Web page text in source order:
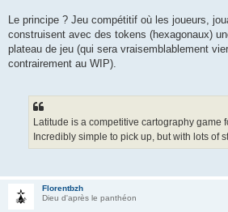
Le principe ? Jeu compétitif où les joueurs,
construisent avec des tokens (hexagonaux)
plateau de jeu (qui sera vraisemblablement
contrairement au WIP).
Latitude is a competitive cartography game
Incredibly simple to pick up, but with lots of
Florentbzh
Dieu d'après le panthéon